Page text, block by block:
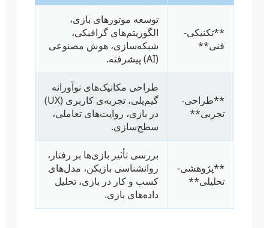
**تکنیکی-
فنی**
توسعه موتورهای بازی،
الگوریتم‌های گرافیکی،
شبکه‌سازی، هوش مصنوعی
(AI) پیشرفته.
**طراحی-
تجربی**
طراحی مکانیک‌های نوآورانه
گیم‌پلی، تجربه‌ی کاربری (UX)
در بازی، روایت‌های تعاملی،
سطح‌سازی.
**پژوهشی-
تحلیلی**
بررسی تأثیر بازی‌ها بر رفتار،
روانشناسی بازیکن، مدل‌های
کسب و کار در بازی، تحلیل
داده‌های بازی.